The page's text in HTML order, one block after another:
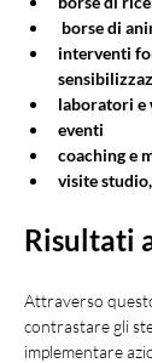
borse di
interventi
laboratori e
eventi
coaching e
visite
Risultati
Attraverso
contrastare gli
implementare